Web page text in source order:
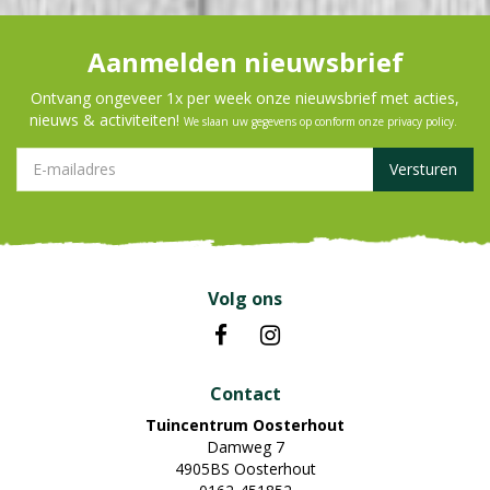
Aanmelden nieuwsbrief
Ontvang ongeveer 1x per week onze nieuwsbrief met acties,
nieuws & activiteiten! We slaan uw gegevens op conform onze privacy policy.
Volg ons
Contact
Tuincentrum Oosterhout
Damweg 7
4905BS Oosterhout